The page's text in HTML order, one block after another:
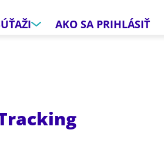
AKO SA PRIHLÁSIŤ